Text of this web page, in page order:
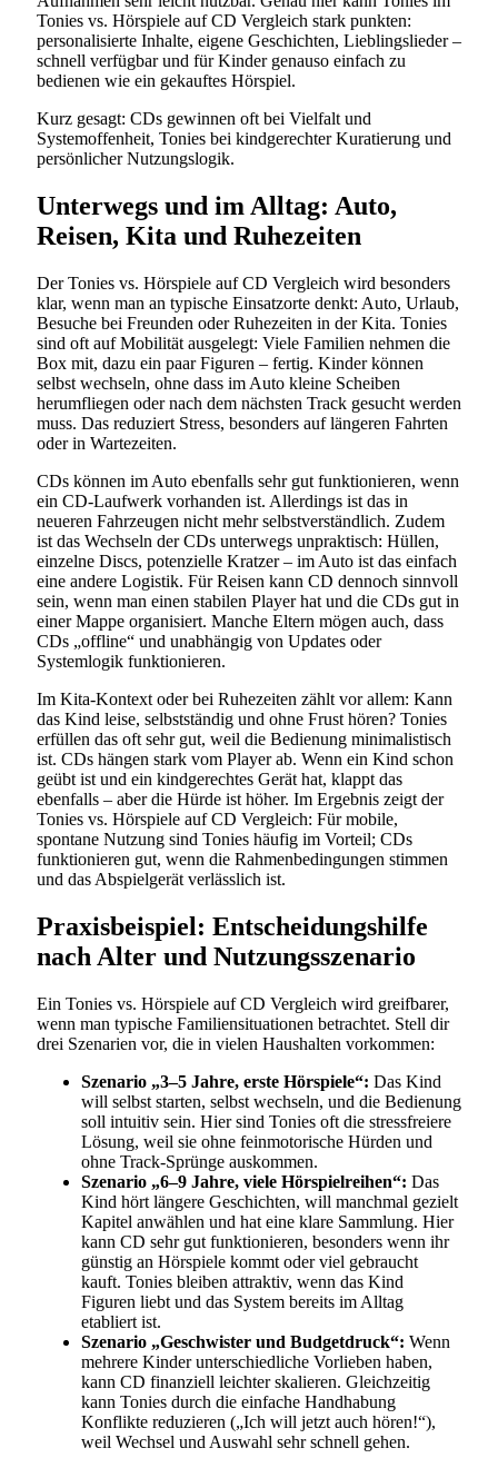
Tonies vs. Hörspiele auf CD Vergleich stark punkten:
personalisierte Inhalte, eigene Geschichten, Lieblingslieder –
schnell verfügbar und für Kinder genauso einfach zu
bedienen wie ein gekauftes Hörspiel.
Kurz gesagt: CDs gewinnen oft bei Vielfalt und
Systemoffenheit, Tonies bei kindgerechter Kuratierung und
persönlicher Nutzungslogik.
Unterwegs und im Alltag: Auto,
Reisen, Kita und Ruhezeiten
Der Tonies vs. Hörspiele auf CD Vergleich wird besonders
klar, wenn man an typische Einsatzorte denkt: Auto, Urlaub,
Besuche bei Freunden oder Ruhezeiten in der Kita. Tonies
sind oft auf Mobilität ausgelegt: Viele Familien nehmen die
Box mit, dazu ein paar Figuren – fertig. Kinder können
selbst wechseln, ohne dass im Auto kleine Scheiben
herumfliegen oder nach dem nächsten Track gesucht werden
muss. Das reduziert Stress, besonders auf längeren Fahrten
oder in Wartezeiten.
CDs können im Auto ebenfalls sehr gut funktionieren, wenn
ein CD-Laufwerk vorhanden ist. Allerdings ist das in
neueren Fahrzeugen nicht mehr selbstverständlich. Zudem
ist das Wechseln der CDs unterwegs unpraktisch: Hüllen,
einzelne Discs, potenzielle Kratzer – im Auto ist das einfach
eine andere Logistik. Für Reisen kann CD dennoch sinnvoll
sein, wenn man einen stabilen Player hat und die CDs gut in
einer Mappe organisiert. Manche Eltern mögen auch, dass
CDs „offline“ und unabhängig von Updates oder
Systemlogik funktionieren.
Im Kita-Kontext oder bei Ruhezeiten zählt vor allem: Kann
das Kind leise, selbstständig und ohne Frust hören? Tonies
erfüllen das oft sehr gut, weil die Bedienung minimalistisch
ist. CDs hängen stark vom Player ab. Wenn ein Kind schon
geübt ist und ein kindgerechtes Gerät hat, klappt das
ebenfalls – aber die Hürde ist höher. Im Ergebnis zeigt der
Tonies vs. Hörspiele auf CD Vergleich: Für mobile,
spontane Nutzung sind Tonies häufig im Vorteil; CDs
funktionieren gut, wenn die Rahmenbedingungen stimmen
und das Abspielgerät verlässlich ist.
Praxisbeispiel: Entscheidungshilfe
nach Alter und Nutzungsszenario
Ein Tonies vs. Hörspiele auf CD Vergleich wird greifbarer,
wenn man typische Familiensituationen betrachtet. Stell dir
drei Szenarien vor, die in vielen Haushalten vorkommen:
Szenario „3–5 Jahre, erste Hörspiele“: Das Kind
will selbst starten, selbst wechseln, und die Bedienung
soll intuitiv sein. Hier sind Tonies oft die stressfreiere
Lösung, weil sie ohne feinmotorische Hürden und
ohne Track-Sprünge auskommen.
Szenario „6–9 Jahre, viele Hörspielreihen“: Das
Kind hört längere Geschichten, will manchmal gezielt
Kapitel anwählen und hat eine klare Sammlung. Hier
kann CD sehr gut funktionieren, besonders wenn ihr
günstig an Hörspiele kommt oder viel gebraucht
kauft. Tonies bleiben attraktiv, wenn das Kind
Figuren liebt und das System bereits im Alltag
etabliert ist.
Szenario „Geschwister und Budgetdruck“: Wenn
mehrere Kinder unterschiedliche Vorlieben haben,
kann CD finanziell leichter skalieren. Gleichzeitig
kann Tonies durch die einfache Handhabung
Konflikte reduzieren („Ich will jetzt auch hören!“),
weil Wechsel und Auswahl sehr schnell gehen.